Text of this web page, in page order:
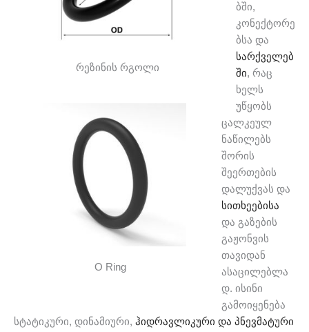
რეზინის რგოლი
O Ring
ბში,
კონექტორე
ბსა და
სარქველებ
ში, რაც
ხელს
უწყობს
ცალკეულ
ნაწილებს
შორის
შეერთების
დალუქვას და
სითხეებისა
და გაზების
გაჟონვის
თავიდან
ასაცილებლა
დ. ისინი
გამოიყენება
სტატიკური, დინამიური, ჰიდრავლიკური და პნევმატური